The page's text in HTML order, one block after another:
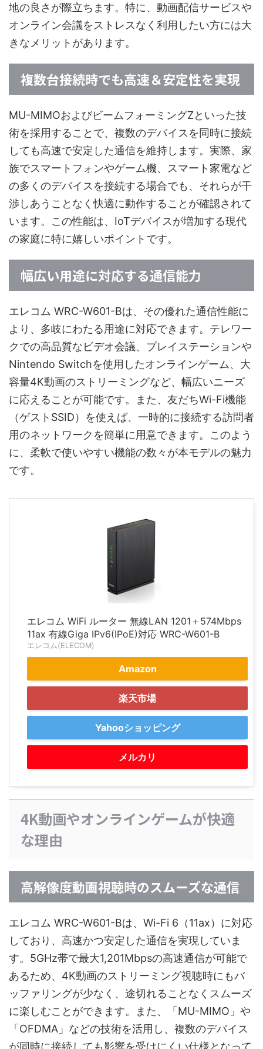
地の良さが際立ちます。特に、動画配信サービスや
オンライン会議をストレスなく利用したい方には大
きなメリットがあります。
複数台接続時でも高速＆安定性を実現
MU-MIMOおよびビームフォーミングZといった技
術を採用することで、複数のデバイスを同時に接続
しても高速で安定した通信を維持します。実際、家
族でスマートフォンやゲーム機、スマート家電など
の多くのデバイスを接続する場合でも、それらが干
渉しあうことなく快適に動作することが確認されて
います。この性能は、IoTデバイスが増加する現代
の家庭に特に嬉しいポイントです。
幅広い用途に対応する通信能力
エレコム WRC-W601-Bは、その優れた通信性能に
より、多岐にわたる用途に対応できます。テレワー
クでの高品質なビデオ会議、プレイステーションや
Nintendo Switchを使用したオンラインゲーム、大
容量4K動画のストリーミングなど、幅広いニーズ
に応えることが可能です。また、友だちWi-Fi機能
（ゲストSSID）を使えば、一時的に接続する訪問者
用のネットワークを簡単に用意できます。このよう
に、柔軟で使いやすい機能の数々が本モデルの魅力
です。
エレコム WiFi ルーター 無線LAN 1201＋574Mbps
11ax 有線Giga IPv6(IPoE)対応 WRC-W601-B
エレコム(ELECOM)
Amazon
楽天市場
Yahooショッピング
メルカリ
4K動画やオンラインゲームが快適
な理由
高解像度動画視聴時のスムーズな通信
エレコム WRC-W601-Bは、Wi-Fi 6（11ax）に対応
しており、高速かつ安定した通信を実現していま
す。5GHz帯で最大1,201Mbpsの高速通信が可能で
あるため、4K動画のストリーミング視聴時にもバ
ッファリングが少なく、途切れることなくスムーズ
に楽しむことができます。また、「MU-MIMO」や
「OFDMA」などの技術を活用し、複数のデバイス
が同時に接続しても影響を受けにくい仕様となって